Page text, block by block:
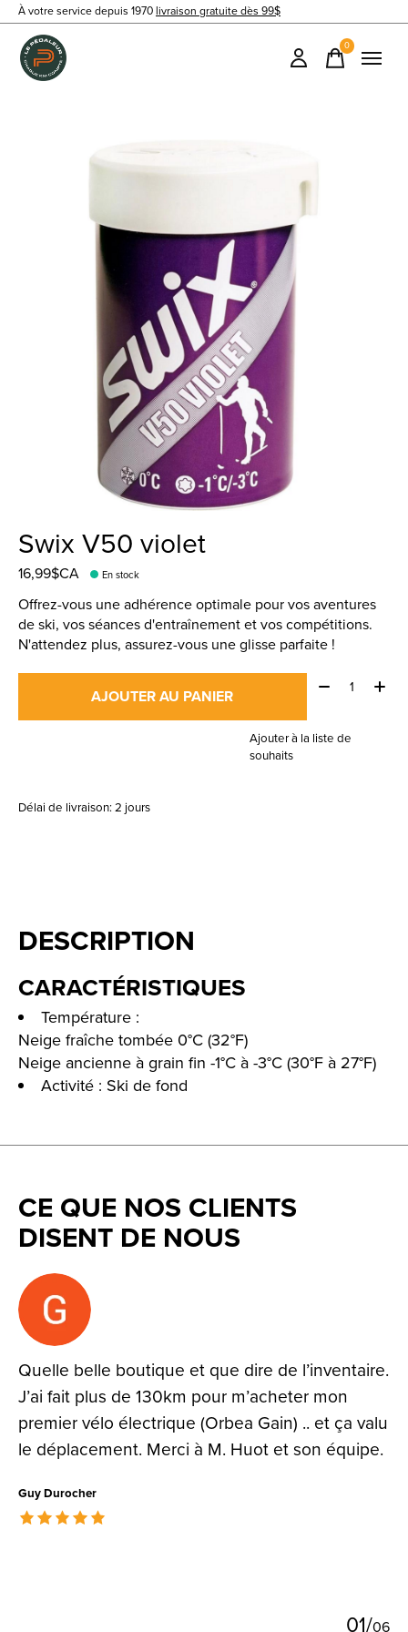
À votre service depuis 1970 livraison gratuite dès 99$
0items
Swix V50 violet
16,99$CA En stock
Offrez-vous une adhérence optimale pour vos aventures
de ski, vos séances d'entraînement et vos compétitions.
N'attendez plus, assurez-vous une glisse parfaite !
AJOUTER AU PANIER
Quantité:
Ajouter à la liste de
souhaits
Délai de livraison: 2 jours
DESCRIPTION
CARACTÉRISTIQUES
Température :
Neige fraîche tombée 0°C (32°F)
Neige ancienne à grain fin -1°C à -3°C (30°F à 27°F)
Activité : Ski de fond
CE QUE NOS CLIENTS
DISENT DE NOUS
Testimonial items
Quelle belle boutique et que dire de l’inventaire.
J’ai fait plus de 130km pour m’acheter mon
premier vélo électrique (Orbea Gain) .. et ça valu
le déplacement. Merci à M. Huot et son équipe.
Guy Durocher
The rating of this product is
01/06